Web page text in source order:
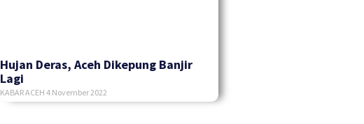
Hujan Deras, Aceh Dikepung Banjir
Lagi
KABAR ACEH4 November 2022